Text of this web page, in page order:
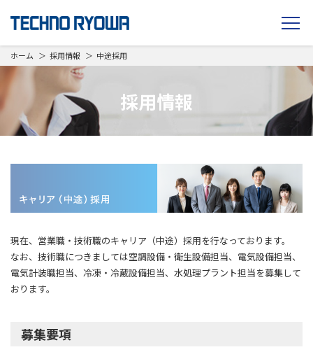
ホーム 採用情報 中途採用
採用情報
現在、営業職・技術職のキャリア（中途）採用を行なっております。
なお、技術職につきましては空調設備・衛生設備担当、電気設備担当、
電気計装職担当、冷凍・冷蔵設備担当、水処理プラント担当を募集して
おります。
募集要項